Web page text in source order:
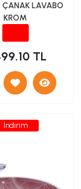
ÇANAK LAVABO
KROM
TL
İndirim